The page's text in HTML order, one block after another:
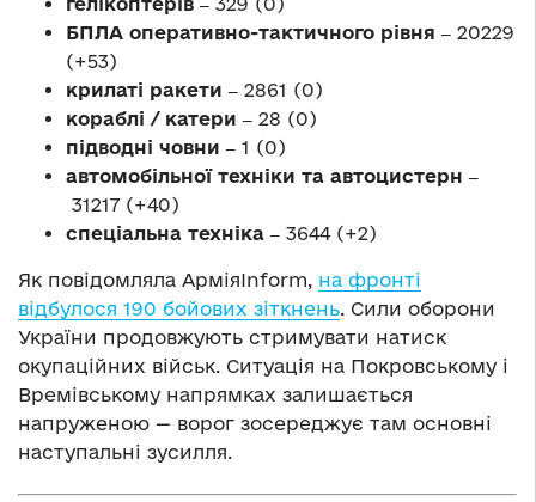
БПЛА оперативно-тактичного рівня ‒ 20229
(+53)
крилаті ракети ‒ 2861 (0)
кораблі / катери ‒ 28 (0)
підводні човни ‒ 1 (0)
автомобільної техніки та автоцистерн ‒
31217 (+40)
спеціальна техніка ‒ 3644 (+2)
Як повідомляла АрміяInform, на фронті
відбулося 190 бойових зіткнень. Сили оборони
України продовжують стримувати натиск
окупаційних військ. Ситуація на Покровському і
Времівському напрямках залишається
напруженою — ворог зосереджує там основні
наступальні зусилля.